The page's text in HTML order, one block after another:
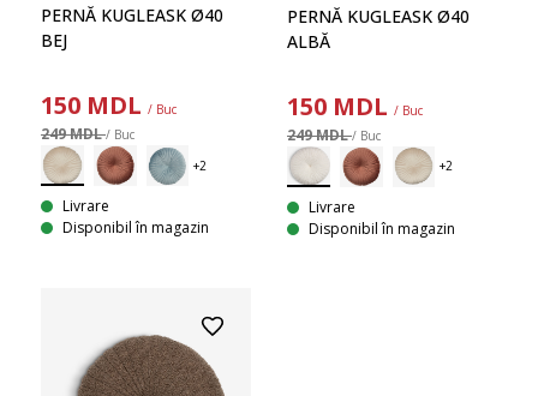
PERNĂ KUGLEASK Ø40
BEJ
150 MDL / Buc
249 MDL/ Buc
Livrare
Disponibil în magazin
PERNĂ KUGLEASK Ø40
ALBĂ
150 MDL / Buc
249 MDL/ Buc
Livrare
Disponibil în magazin